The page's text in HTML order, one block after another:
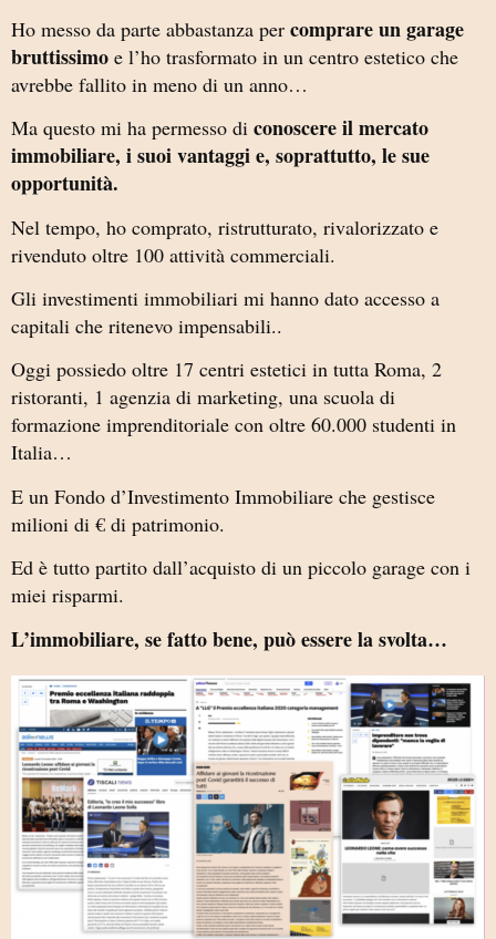
Ho messo da parte abbastanza per comprare un garage
bruttissimo e l’ho trasformato in un centro estetico che
avrebbe fallito in meno di un anno…
Ma questo mi ha permesso di conoscere il mercato
immobiliare, i suoi vantaggi e, soprattutto, le sue
opportunità.
Nel tempo, ho comprato, ristrutturato, rivalorizzato e
rivenduto oltre 100 attività commerciali.
Gli investimenti immobiliari mi hanno dato accesso a
capitali che ritenevo impensabili..
Oggi possiedo oltre 17 centri estetici in tutta Roma, 2
ristoranti, 1 agenzia di marketing, una scuola di
formazione imprenditoriale con oltre 60.000 studenti in
Italia…
E un Fondo d’Investimento Immobiliare che gestisce
milioni di € di patrimonio.
Ed è tutto partito dall’acquisto di un piccolo garage con i
miei risparmi.
L’immobiliare, se fatto bene, può essere la svolta…